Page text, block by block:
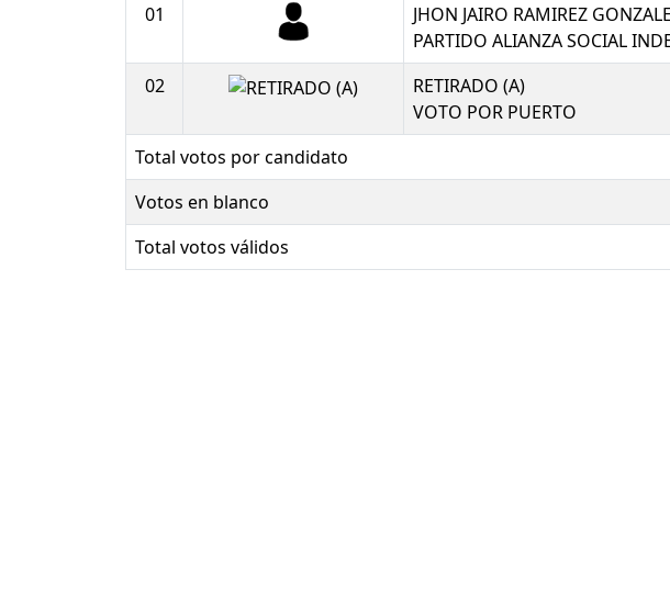
01
JHON JAIRO RAMIREZ
PARTIDO ALIANZA SOCIAL
02
RETIRADO (A)
VOTO POR PUERTO
Total votos por candidato
Votos en blanco
Total votos válidos